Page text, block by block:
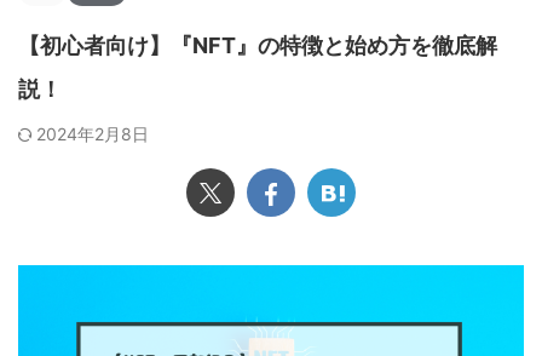
【初心者向け】『NFT』の特徴と始め方を徹底解
説！
2024年2月8日